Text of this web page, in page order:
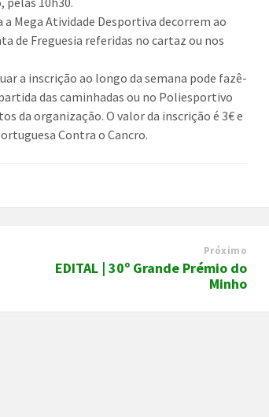
Mega Atividade Desportiva decorrem ao
de Freguesia referidas no cartaz ou nos
a inscrição ao longo da semana pode fazê-
das caminhadas ou no Poliesportivo
da organização. O valor da inscrição é 3€ e
Contra o Cancro.
Próximo
EDITAL | 30º Grande Prémio do
Minho